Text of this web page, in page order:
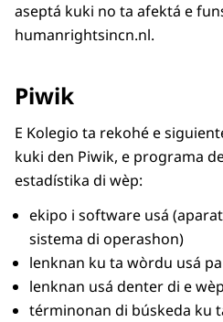
aseptá kuki no ta afektá e
humanrightsincn.nl.
Piwik
E Kolegio ta rekohé e
kuki den Piwik, e programa
estadístika di wèp:
ekipo i software usá
sistema di operashon)
lenknan ku ta wòrdu usá
lenknan usá denter di e
términonan di búskeda ku